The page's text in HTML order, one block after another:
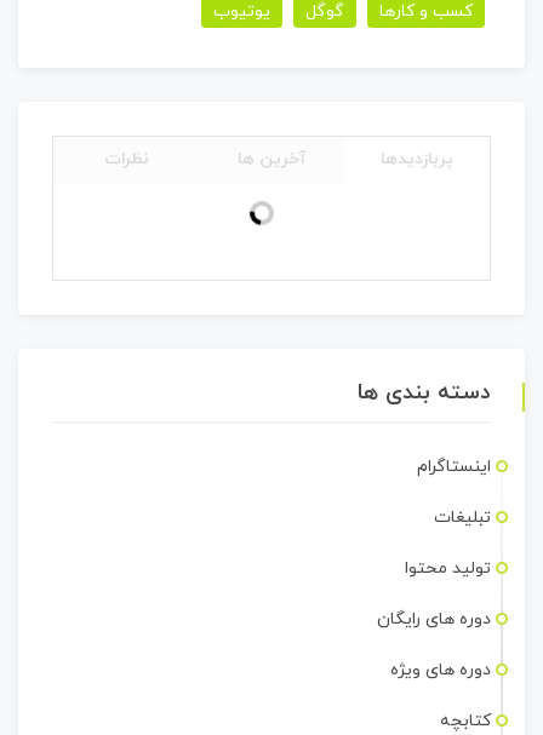
کسب و کارها گوگل یوتیوب
پربازدیدها آخرین ها نظرات
دسته بندی ها
اینستاگرام
تبلیغات
تولید محتوا
دوره های رایگان
دوره های ویژه
کتابچه